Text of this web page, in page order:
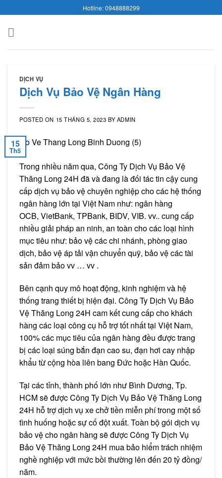
to
content
Hotline: 0948888299
DỊCH VỤ
Dịch Vụ Bảo Vệ Ngân Hàng
POSTED ON 15 THÁNG 5, 2023 BYADMIN
15
Th5
Trong nhiều năm qua, Công Ty Dịch Vụ Bảo Vệ
Thăng Long 24H đã và đang là đối tác tin cậy cung
cấp dịch vụ bảo vệ chuyên nghiệp cho các hệ thống
ngân hàng lớn tại Việt Nam như: ngân hàng
OCB, VietBank, TPBank, BIDV, VIB. vv.. cung cấp
nhiều giải pháp an ninh, an toàn cho các loại hình
mục tiêu như: bảo vệ các chi nhánh, phòng giao
dịch, bảo vệ áp tải vận chuyển quỹ, bảo vệ các tài
sản đảm bảo vv … vv .
Bên cạnh quy mô hoạt động, kinh nghiệm và hệ
thống trang thiết bị hiện đại. Công Ty Dịch Vụ Bảo
Vệ Thăng Long 24H cam kết cung cấp cho khách
hàng các loại công cụ hỗ trợ tốt nhất tại Việt Nam,
100% các mục tiêu của ngân hàng đều được trang
bị các loại súng bắn đạn cao su, đạn hơi cay nhập
khẩu từ cộng hòa liên bang Đức hoặc Hàn Quốc.
Tại các tỉnh, thành phố lớn như Bình Dương, Tp.
HCM sẽ được Công Ty Dịch Vụ Bảo Vệ Thăng Long
24H hỗ trợ dịch vụ xe chở tiền miễn phí trong một số
tình huống hoặc sự cố đột xuất. Toàn bộ gói dịch vụ
bảo vệ cho ngân hàng sẽ được Công Ty Dịch Vụ
Bảo Vệ Thăng Long 24H mua bảo hiểm trách nhiệm
nghề nghiệp với mức bồi thường lên đến 20 tỷ đồng/
năm.